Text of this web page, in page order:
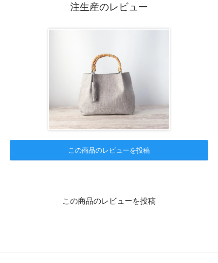
注生産のレビュー
この商品のレビューを投稿
この商品のレビューを投稿